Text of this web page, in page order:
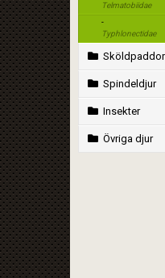
Telmatobiidae
-
Typhlonectidae
Sköldpaddor
Spindeldjur
Insekter
Övriga djur